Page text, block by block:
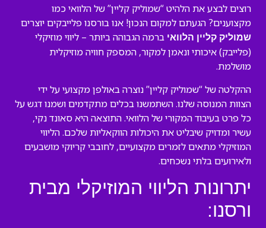
רוצים לבצע את הלהיט “שמוליק קליין” של הלוואי כמו
מקצוענים? הגעתם למקום הנכון! אנו בורסנו פלייבקים יוצרים
שמוליק קליין הלוואי ברמה הגבוהה ביותר – ליווי מוזיקלי
(פלייבק) איכותי ונאמן למקור, המספק חוויה מוזיקלית
מושלמת.
ההקלטה של “שמוליק קליין” נוצרה באולפן מקצועי על ידי
הצוות המנוסה שלנו. השתמשנו בכלים מתקדמים ושמנו דגש על
כל פרט בעיבוד המקורי של הלוואי. התוצאה היא סאונד נקי,
עשיר ומדויק שיבליט את היכולות הווקאליות שלכם. הליווי
המוזיקלי מתאים לזמרים מקצועיים, לחובבי קריוקי מושבעים
ולאירועים בלתי נשכחים.
יתרונות הליווי המוזיקלי מבית
ורסנו: